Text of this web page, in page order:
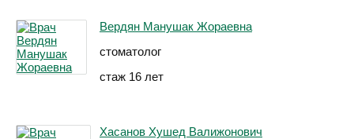
Вердян Манушак Жораевна
стоматолог
стаж 16 лет
Хасанов Хушед Валижонович